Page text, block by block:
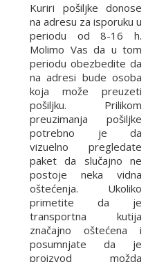
Kuriri pošiljke donose
na adresu za isporuku u
periodu od 8-16 h.
Molimo Vas da u tom
periodu obezbedite da
na adresi bude osoba
koja može preuzeti
pošiljku. Prilikom
preuzimanja pošiljke
potrebno je da
vizuelno pregledate
paket da slučajno ne
postoje neka vidna
oštećenja. Ukoliko
primetite da je
transportna kutija
značajno oštećena i
posumnjate da je
proizvod možda